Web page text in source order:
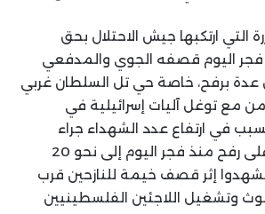
التي ارتكبها جيش الاحتلال بحق
فجر اليوم قصفه الجوي والمدفعي
برفح، خاصة حي تل السلطان غربي
مع توغل آليات إسرائيلية في
في ارتفاع عدد الشهداء جراء
القصف الإسرائيلي على رفح منذ فجر اليوم إلى نحو 20
بينهم 7 استشهدوا إثر قصف خيمة للنازحين قرب
وتشغيل اللاجئين الفلسطينيين